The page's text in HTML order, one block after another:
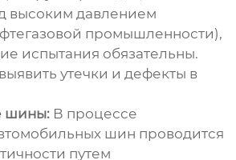
высоким давлением
промышленности),
испытания обязательны.
утечки и дефекты в
шины: В процессе
шин проводится
путем